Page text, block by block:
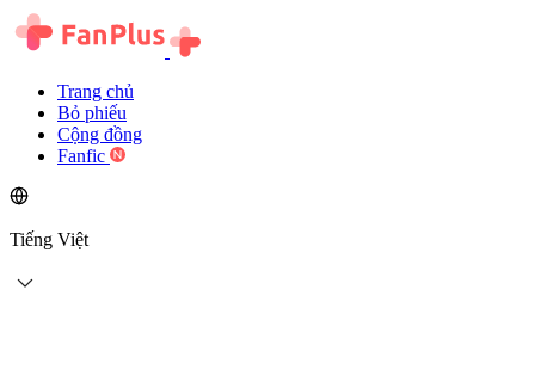
Trang chủ
Bỏ phiếu
Cộng đồng
Fanfic
Tiếng Việt